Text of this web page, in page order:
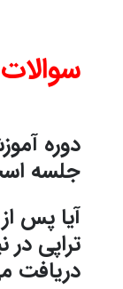
دوره
جلسه
آیا پس
تراپی
دریافت